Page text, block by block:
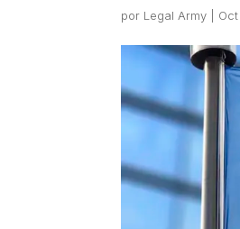
por Legal Army